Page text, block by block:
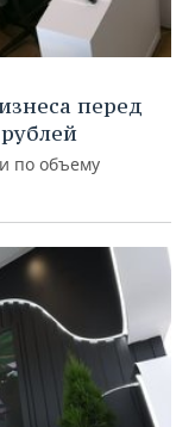
перед
по объему